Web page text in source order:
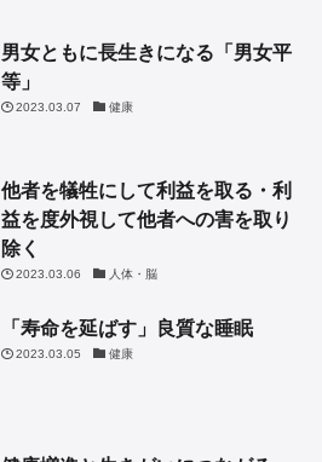
男女ともに長生きになる「男女平
等」
2023.03.07 健康
他者を犠牲にして利益を取る・利
益を度外視して他者への害を取り
除く
2023.03.06 人体・脳
「寿命を延ばす」良質な睡眠
2023.03.05 健康